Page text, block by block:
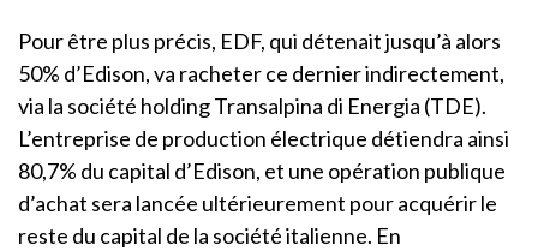
Pour être plus précis, EDF, qui détenait jusqu’à alors
50% d’Edison, va racheter ce dernier indirectement,
via la société holding Transalpina di Energia (TDE).
L’entreprise de production électrique détiendra ainsi
80,7% du capital d’Edison, et une opération publique
d’achat sera lancée ultérieurement pour acquérir le
reste du capital de la société italienne. En